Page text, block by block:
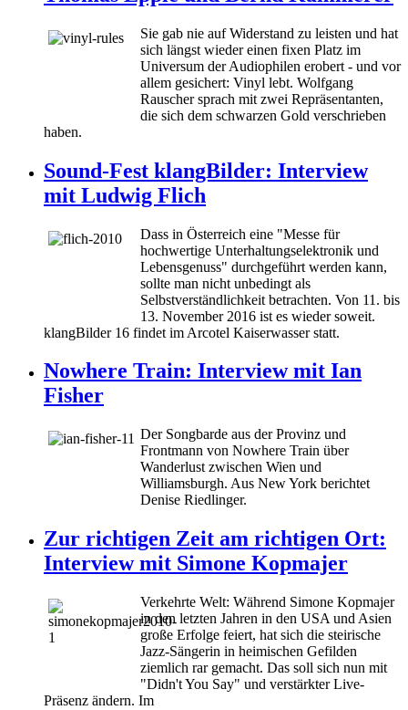
Sie gab nie auf Widerstand zu leisten und hat
sich längst wieder einen fixen Platz im
Universum der Audiophilen erobert - und vor
allem gesichert: Vinyl lebt. Wolfgang
Rauscher sprach mit zwei Repräsentanten,
die sich dem schwarzen Gold verschrieben
haben.
Sound-Fest klangBilder: Interview
mit Ludwig Flich
Dass in Österreich eine "Messe für
hochwertige Unterhaltungselektronik und
Lebensgenuss" durchgeführt werden kann,
sollte man nicht unbedingt als
Selbstverständlichkeit betrachten. Von 11. bis
13. November 2016 ist es wieder soweit.
klangBilder 16 findet im Arcotel Kaiserwasser statt.
Nowhere Train: Interview mit Ian
Fisher
Der Songbarde aus der Provinz und
Frontmann von Nowhere Train über
Wanderlust zwischen Wien und
Williamsburgh. Aus New York berichtet
Denise Riedlinger.
Zur richtigen Zeit am richtigen Ort:
Interview mit Simone Kopmajer
Verkehrte Welt: Während Simone Kopmajer
in den letzten Jahren in den USA und Asien
große Erfolge feiert, hat sich die steirische
Jazz-Sängerin in heimischen Gefilden
ziemlich rar gemacht. Das soll sich nun mit
"Didn't You Say" und verstärkter Live-
Präsenz ändern. Im